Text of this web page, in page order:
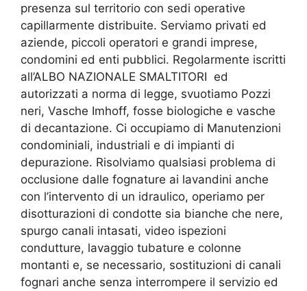
presenza sul territorio con sedi operative
capillarmente distribuite. Serviamo privati ed
aziende, piccoli operatori e grandi imprese,
condomini ed enti pubblici. Regolarmente iscritti
all’ALBO NAZIONALE SMALTITORI ed
autorizzati a norma di legge, svuotiamo Pozzi
neri, Vasche Imhoff, fosse biologiche e vasche
di decantazione. Ci occupiamo di Manutenzioni
condominiali, industriali e di impianti di
depurazione. Risolviamo qualsiasi problema di
occlusione dalle fognature ai lavandini anche
con l’intervento di un idraulico, operiamo per
disotturazioni di condotte sia bianche che nere,
spurgo canali intasati, video ispezioni
condutture, lavaggio tubature e colonne
montanti e, se necessario, sostituzioni di canali
fognari anche senza interrompere il servizio ed